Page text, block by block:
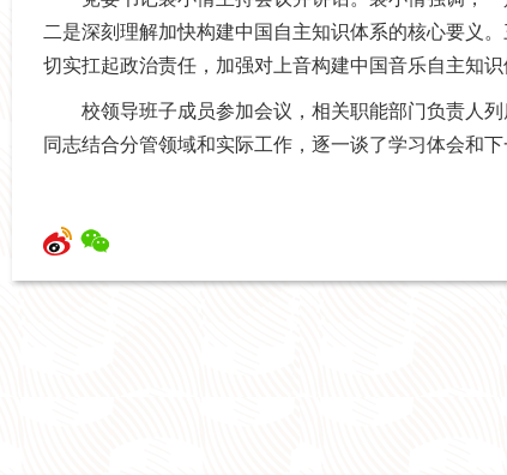
二是深刻理解加快构建中国 自主知识体系的核心要义
切实扛起政治责任，加强对上音构建中国音乐自主知
校领导班子成员参加会议，相关职能部门负责人
同志结合分管领域和实际工作，逐一谈了学习体会和下